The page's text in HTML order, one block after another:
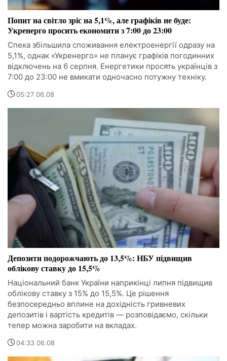
Попит на світло зріс на 5,1%, але графіків не буде:
Укренерго просить економити з 7:00 до 23:00
Спека збільшила споживання електроенергії одразу на
5,1%, однак «Укренерго» не планує графіків погодинних
відключень на 6 серпня. Енергетики просять українців з
7:00 до 23:00 не вмикати одночасно потужну техніку.
05:27 06.08
Депозити подорожчають до 13,5%: НБУ підвищив
облікову ставку до 15,5%
Національний банк України наприкінці липня підвищив
облікову ставку з 15% до 15,5%. Це рішення
безпосередньо вплине на дохідність гривневих
депозитів і вартість кредитів — розповідаємо, скільки
тепер можна заробити на вкладах.
04:33 06.08